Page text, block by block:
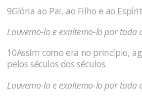
9Glória ao Pai, ao Filho e ao
Louvemo-lo e exaltemo-lo por toda
10Assim como era no princípio,
pelos séculos dos séculos.
Louvemo-lo e exaltemo-lo por toda